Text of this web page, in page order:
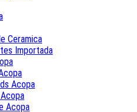
Ceramica
Importada
Acopa
Acopa